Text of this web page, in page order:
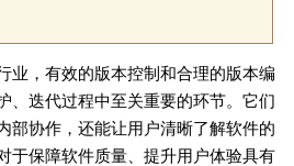
业，有效的版本控制和合理的版本编
、迭代过程中至关重要的环节。它们
部协作，还能让用户清晰了解软件的
于保障软件质量、提升用户体验具有